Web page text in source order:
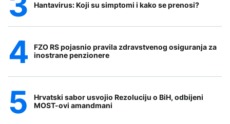
Hantavirus: Koji su simptomi i kako se prenosi?
FZO RS pojasnio pravila zdravstvenog osiguranja za
inostrane penzionere
Hrvatski sabor usvojio Rezoluciju o BiH, odbijeni
MOST-ovi amandmani